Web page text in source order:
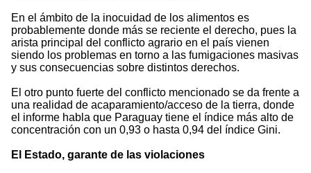
En el ámbito de la inocuidad de los alimentos es
probablemente donde más se reciente el derecho, pues la
arista principal del conflicto agrario en el país vienen
siendo los problemas en torno a las fumigaciones masivas
y sus consecuencias sobre distintos derechos.
El otro punto fuerte del conflicto mencionado se da frente a
una realidad de acaparamiento/acceso de la tierra, donde
el informe habla que Paraguay tiene el índice más alto de
concentración con un 0,93 o hasta 0,94 del índice Gini.
El Estado, garante de las violaciones